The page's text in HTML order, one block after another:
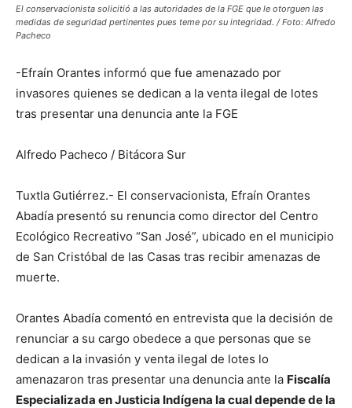
El conservacionista solicitió a las autoridades de la FGE que le otorguen las
medidas de seguridad pertinentes pues teme por su integridad. / Foto: Alfredo
Pacheco
-Efraín Orantes informó que fue amenazado por
invasores quienes se dedican a la venta ilegal de lotes
tras presentar una denuncia ante la FGE
Alfredo Pacheco / Bitácora Sur
Tuxtla Gutiérrez.- El conservacionista, Efraín Orantes
Abadía presentó su renuncia como director del Centro
Ecológico Recreativo “San José”, ubicado en el municipio
de San Cristóbal de las Casas tras recibir amenazas de
muerte.
Orantes Abadía comentó en entrevista que la decisión de
renunciar a su cargo obedece a que personas que se
dedican a la invasión y venta ilegal de lotes lo
amenazaron tras presentar una denuncia ante la Fiscalía
Especializada en Justicia Indígena la cual depende de la